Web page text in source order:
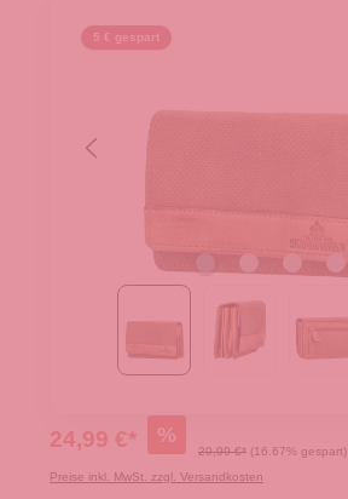
5 € gespart
24,99 €* %
29,99 €* (16.67% gespart)
Preise inkl. MwSt. zzgl. Versandkosten